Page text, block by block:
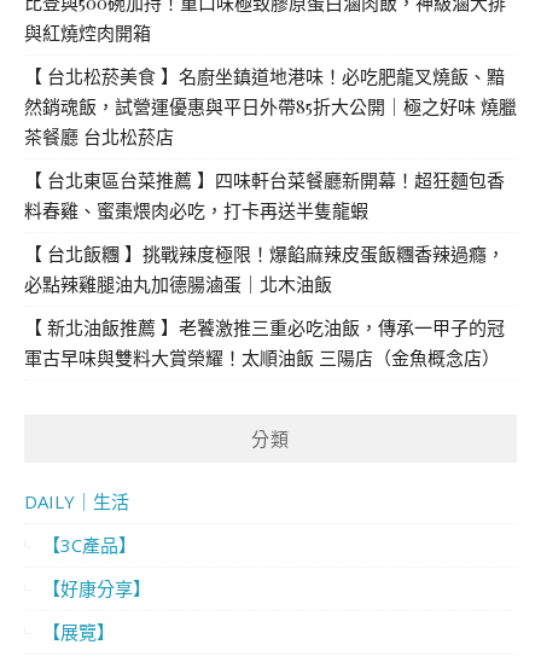
與紅燒焢肉開箱
【 台北松菸美食 】名廚坐鎮道地港味！必吃肥龍叉燒飯、黯
然銷魂飯，試營運優惠與平日外帶85折大公開｜極之好味 燒臘
茶餐廳 台北松菸店
【 台北東區台菜推薦 】四味軒台菜餐廳新開幕！超狂麵包香
料春雞、蜜棗煨肉必吃，打卡再送半隻龍蝦
【 台北飯糰 】挑戰辣度極限！爆餡麻辣皮蛋飯糰香辣過癮，
必點辣雞腿油丸加德腸滷蛋｜北木油飯
【 新北油飯推薦 】老饕激推三重必吃油飯，傳承一甲子的冠
軍古早味與雙料大賞榮耀！太順油飯 三陽店（金魚概念店）
分類
DAILY｜生活
【3C產品】
【好康分享】
【展覽】